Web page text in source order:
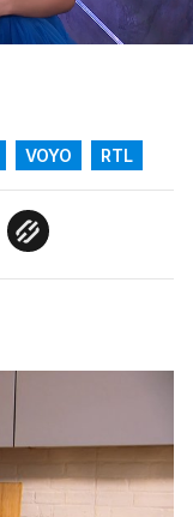
VOYO RTL